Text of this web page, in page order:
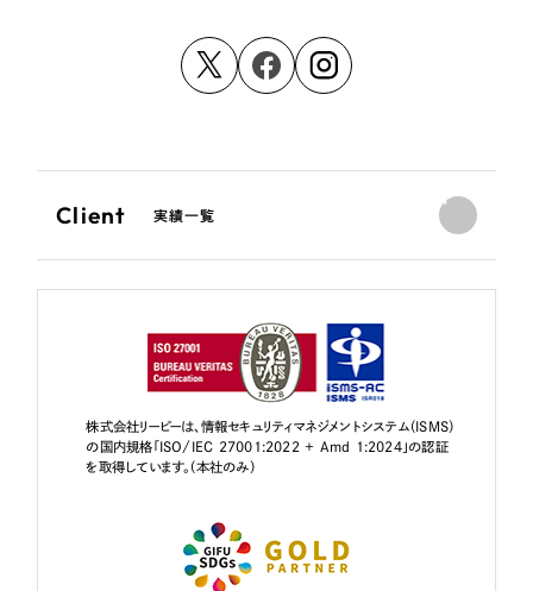
Client 実績一覧
株式会社リーピーは、情報セキュリティマネジメントシステム（ISMS）
の国内規格「ISO/IEC 27001:2022 + Amd 1:2024」の認証
を取得しています。（本社のみ）